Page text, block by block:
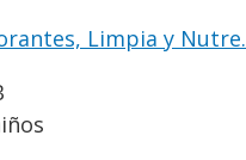
Limpia y